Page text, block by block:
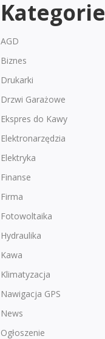
Kategorie
AGD
Biznes
Drukarki
Drzwi Garażowe
Ekspres do Kawy
Elektronarzędzia
Elektryka
Finanse
Firma
Fotowoltaika
Hydraulika
Kawa
Klimatyzacja
Nawigacja GPS
News
Ogłoszenie